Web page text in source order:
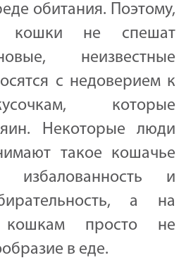
обитания. Поэтому,
кошки не спешат
неизвестные
с недоверием к
которые
Некоторые люди
такое кошачье
избалованность и
а на
просто не
в еде.